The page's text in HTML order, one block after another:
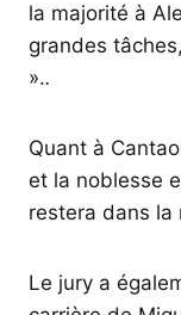
la majorité à
grandes
»..
Quant à
et la noblesse
restera dans la
Le jury a